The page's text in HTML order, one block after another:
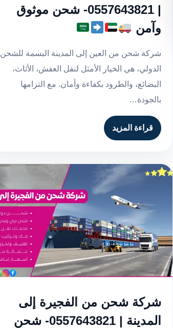
| 0557643821- شحن موثوق
وآمن
شركة شحن من العين إلى المدينة البسمة للشحن
الدولي، هي الخيار الأمثل لنقل العفش، الأثاث،
البضائع، والطرود بكفاءة وأمان. مع التزامها
بالجودة…
قراءة المزيد
شركة شحن من الفجيرة إلى
المدينة | 0557643821- شحن